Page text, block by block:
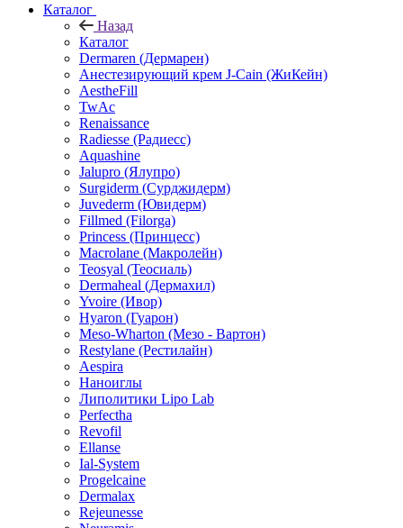
Каталог
Назад
Каталог
Dermaren (Дермарен)
Анестезирующий крем J-Cain (ЖиКейн)
AestheFill
TwAc
Renaissance
Radiesse (Радиесс)
Aquashine
Jalupro (Ялупро)
Surgiderm (Сурджидерм)
Juvederm (Ювидерм)
Fillmed (Filorga)
Princess (Принцесс)
Macrolane (Макролейн)
Teosyal (Теосиаль)
Dermaheal (Дермахил)
Yvoire (Ивор)
Hyaron (Гуарон)
Meso-Wharton (Мезо - Вартон)
Restylane (Рестилайн)
Aespira
Наноиглы
Липолитики Lipo Lab
Perfectha
Revofil
Ellanse
Ial-System
Progelcaine
Dermalax
Rejeunesse